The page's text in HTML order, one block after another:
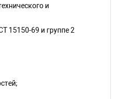
и
15150-69 и группе 2